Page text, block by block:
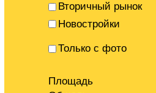
Вторичный рынок
Новостройки
Только с фото
Площадь